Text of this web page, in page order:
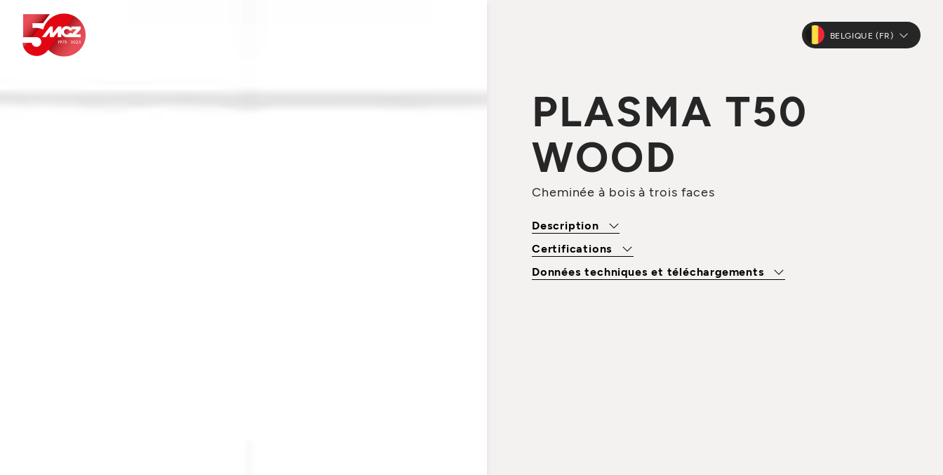
BELGIQUE (FR)
PLASMA T50
WOOD
Cheminée à bois à trois faces
Description
Certifications
Données techniques et téléchargements